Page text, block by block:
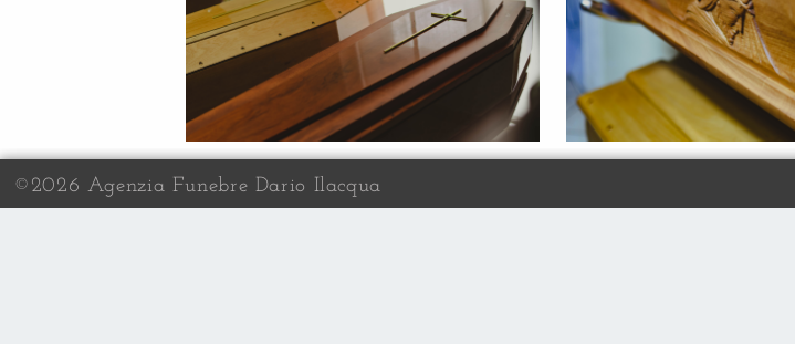
©2026 Agenzia Funebre Dario Ilacqua